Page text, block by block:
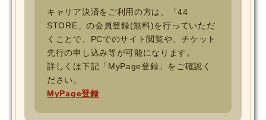
キャリア決済をご利用の方は、「44
STORE」の会員登録(無料)を行っていただ
くことで、PCでのサイト閲覧や、チケット
先行の申し込み等が可能になります。
詳しくは下記「MyPage登録」をご確認く
ださい。
MyPage登録